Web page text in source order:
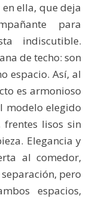
ella, que deja
para
indiscutible.
de techo: son
espacio. Así, al
es armonioso
modelo elegido
frentes lisos sin
Elegancia y
al comedor,
pero
espacios,